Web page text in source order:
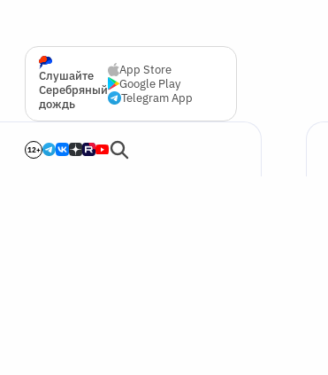
Слушайте
Серебряный
дождь
App Store
Google Play
Telegram App
12+